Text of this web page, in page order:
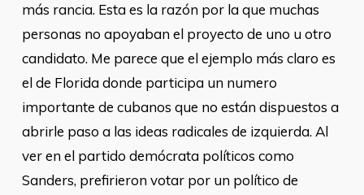
más rancia. Esta es la razón por la que muchas
personas no apoyaban el proyecto de uno u otro
candidato. Me parece que el ejemplo más claro es
el de Florida donde participa un numero
importante de cubanos que no están dispuestos a
abrirle paso a las ideas radicales de izquierda. Al
ver en el partido demócrata políticos como
Sanders, prefirieron votar por un político de